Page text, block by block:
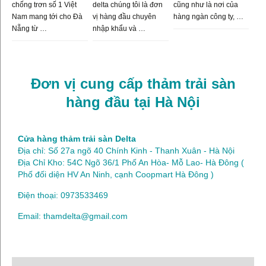
chống trơn số 1 Việt
Nam mang tới cho Đà
Nẵng từ …
delta chúng tôi là đơn
vị hàng đầu chuyên
nhập khẩu và …
cũng như là nơi của
hàng ngàn công ty, …
Đơn vị cung cấp thảm trải sàn
hàng đầu tại Hà Nội
Cửa hàng thảm trải sàn Delta
Địa chỉ: Số 27a ngõ 40 Chính Kinh - Thanh Xuân - Hà Nội
Địa Chỉ Kho: 54C Ngõ 36/1 Phố An Hòa- Mỗ Lao- Hà Đông (
Phố đối diện HV An Ninh, cạnh Coopmart Hà Đông )
Điện thoại: 0973533469
Email: thamdelta@gmail.com